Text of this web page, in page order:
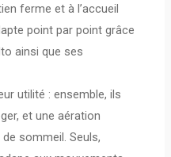
ferme et à l’accueil
point par point grâce
ainsi que ses
utilité : ensemble, ils
et une aération
sommeil. Seuls,